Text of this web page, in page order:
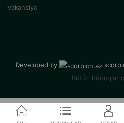
Vakansiya
Developed by
Bütün hüquqlar